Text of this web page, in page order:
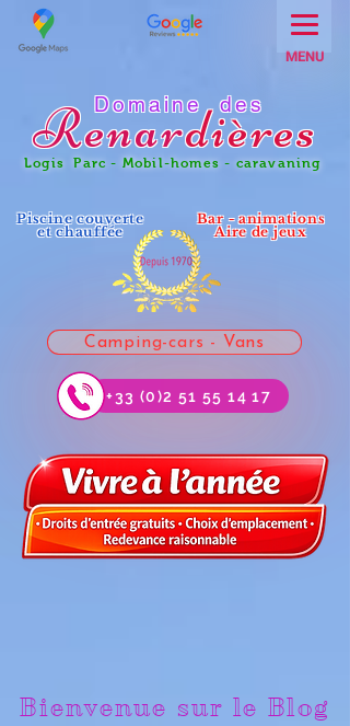
MENU
Domaine des
Renardières
Parc - Mobil-homes - caravaning
Piscine couverte
et chauffée
Bar - animations
Aire de jeux
Camping-cars - Vans
+33 (0)2 51 55 14 17
Bienvenue sur le Blog